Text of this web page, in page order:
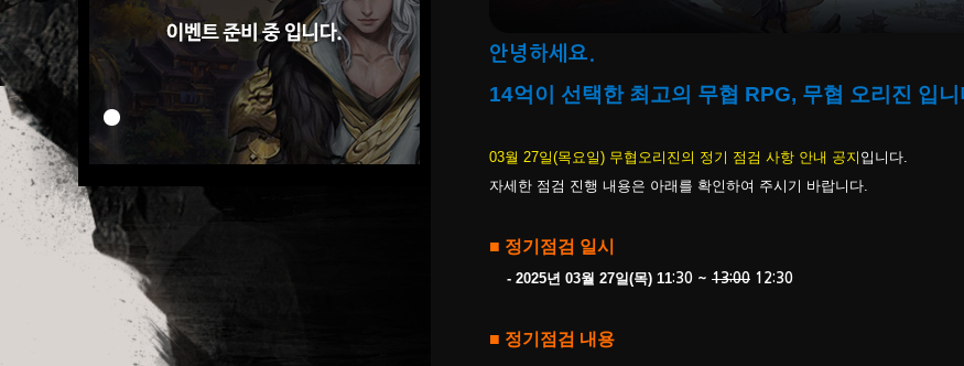
안녕하세요.
14억이 선택한 최고의 무협 RPG, 무협 오리진 입니
03월 27일(목요일) 무협오리진의 정기 점검 사항 안내 공지 입니다.
자세한 점검 진행 내용은 아래를 확인하여 주시기 바랍니다.
■ 정기점검 일시
- 2025년 03월 27일(목) 11:30 ~ 13:00 12:30
■ 정기점검 내용